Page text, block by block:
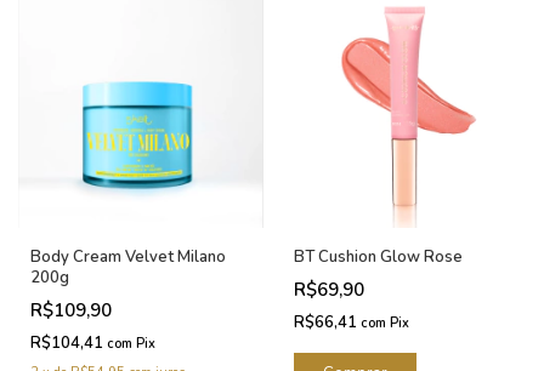
Body Cream Velvet Milano
200g
R$109,90
R$104,41 com Pix
BT Cushion Glow Rose
R$69,90
R$66,41 com Pix